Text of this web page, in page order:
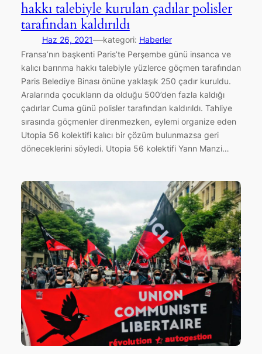
hakkı talebiyle kurulan çadılar polisler
tarafından kaldırıldı
Haz 26, 2021—kategori: Haberler
Fransa’nın başkenti Paris’te Perşembe günü insanca ve
kalıcı barınma hakkı talebiyle yüzlerce göçmen tarafından
Paris Belediye Binası önüne yaklaşık 250 çadır kuruldu.
Aralarında çocukların da olduğu 500’den fazla kaldığı
çadırlar Cuma günü polisler tarafından kaldırıldı. Tahliye
sırasında göçmenler direnmezken, eylemi organize eden
Utopia 56 kolektifi kalıcı bir çözüm bulunmazsa geri
döneceklerini söyledi. Utopia 56 kolektifi Yann Manzi…